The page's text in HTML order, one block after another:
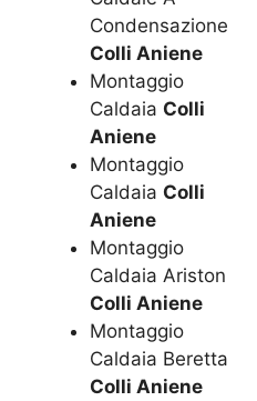
Condensazione
Colli Aniene
Montaggio
Caldaia Colli
Aniene
Montaggio
Caldaia Colli
Aniene
Montaggio
Caldaia Ariston
Colli Aniene
Montaggio
Caldaia Beretta
Colli Aniene